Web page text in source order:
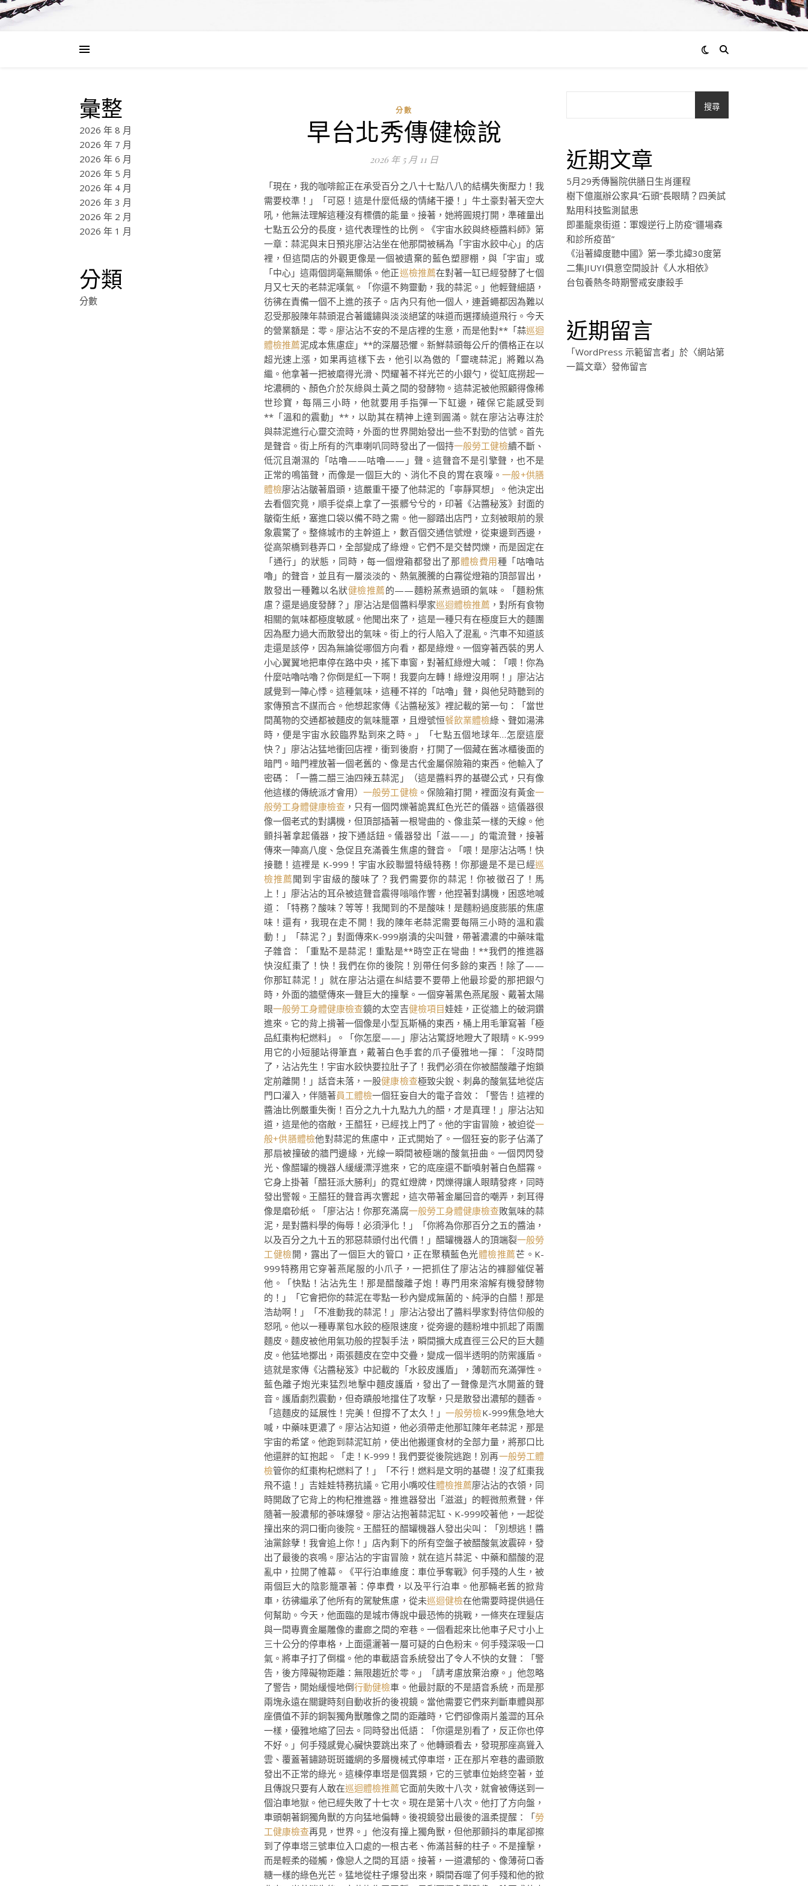
彙整
2026 年 8 月
2026 年 7 月
2026 年 6 月
2026 年 5 月
2026 年 4 月
2026 年 3 月
2026 年 2 月
2026 年 1 月
分類
分數
分數
早台北秀傳健檢說
2026 年 5 月 11 日
「現在，我的咖啡館正在承受百分之八十七點八八的結構失衡壓力！我
需要校準！」「可惡！這是什麼低級的情緒干擾！」牛土豪對著天空大
吼，他無法理解這種沒有標價的能量。接著，她將圓規打開，準確量出
七點五公分的長度，這代表理性的比例。《宇宙水餃與終極醬料師》第
一章：蒜泥與末日預兆廖沾沾坐在他那間被稱為「宇宙水餃中心」的店
裡，但這間店的外觀更像是一個被遺棄的藍色塑膠棚，與「宇宙」或
「中心」這兩個詞毫無關係。他正巡檢推薦在對著一缸已經發酵了七個
月又七天的老蒜泥嘆氣。「你還不夠靈動，我的蒜泥。」他輕聲細語，
彷彿在責備一個不上進的孩子。店內只有他一個人，連蒼蠅都因為難以
忍受那股陳年蒜頭混合著鐵鏽與淡淡絕望的味道而選擇繞道飛行。今天
的營業額是：零。廖沾沾不安的不是店裡的生意，而是他對**「蒜巡迴
體檢推薦泥成本焦慮症」**的深層恐懼。新鮮蒜頭每公斤的價格正在以
超光速上漲，如果再這樣下去，他引以為傲的「靈魂蒜泥」將難以為
繼。他拿著一把被磨得光滑、閃耀著不祥光芒的小銀勺，從缸底撈起一
坨濃稠的、顏色介於灰綠與土黃之間的發酵物。這蒜泥被他照顧得像稀
世珍寶，每隔三小時，他就要用手指彈一下缸邊，確保它能感受到
**「溫和的震動」**，以助其在精神上達到圓滿。就在廖沾沾專注於
與蒜泥進行心靈交流時，外面的世界開始發出一些不對勁的信號。首先
是聲音。街上所有的汽車喇叭同時發出了一個持一般勞工健檢續不斷、
低沉且潮濕的「咕嚕——咕嚕——」聲。這聲音不是引擎聲，也不是
正常的鳴笛聲，而像是一個巨大的、消化不良的胃在哀嚎。一般+供膳
體檢廖沾沾皺著眉頭，這嚴重干擾了他蒜泥的「寧靜冥想」。他決定出
去看個究竟，順手從桌上拿了一張髒兮兮的，印著《沾醬秘笈》封面的
皺衛生紙，塞進口袋以備不時之需。他一腳踏出店門，立刻被眼前的景
象震驚了。整條城市的主幹道上，數百個交通信號燈，從東邊到西邊，
從高架橋到巷弄口，全部變成了綠燈。它們不是交替閃爍，而是固定在
「通行」的狀態，同時，每一個燈箱都發出了那體檢費用種「咕嚕咕
嚕」的聲音，並且有一層淡淡的、熱氣騰騰的白霧從燈箱的頂部冒出，
散發出一種難以名狀健檢推薦的——麵粉蒸煮過頭的氣味。「麵粉焦
慮？還是過度發酵？」廖沾沾是個醬料學家巡迴體檢推薦 ，對所有食物
相關的氣味都極度敏感。他聞出來了，這是一種只有在極度巨大的麵團
因為壓力過大而散發出的氣味。街上的行人陷入了混亂。汽車不知道該
走還是該停，因為無論從哪個方向看，都是綠燈。一個穿著西裝的男人
小心翼翼地把車停在路中央，搖下車窗，對著紅綠燈大喊：「喂！你為
什麼咕嚕咕嚕？你倒是紅一下啊！我要向左轉！綠燈沒用啊！」廖沾沾
感覺到一陣心悸。這種氣味，這種不祥的「咕嚕」聲，與他兒時聽到的
家傳預言不謀而合。他想起家傳《沾醬秘笈》裡記載的第一句：「當世
間萬物的交通都被麵皮的氣味籠罩，且燈號恒餐飲業體檢綠、聲如湯沸
時，便是宇宙水餃臨界點到來之時。」「七點五個地球年…怎麼這麼
快？」廖沾沾猛地衝回店裡，衝到後廚，打開了一個藏在舊冰櫃後面的
暗門。暗門裡放著一個老舊的、像是古代金屬保險箱的東西。他輸入了
密碼：「一醬二醋三油四辣五蒜泥」（這是醬料界的基礎公式，只有像
他這樣的傳統派才會用）一般勞工健檢。保險箱打開，裡面沒有黃金一
般勞工身體健康檢查 ，只有一個閃爍著詭異紅色光芒的儀器。這儀器很
像一個老式的對講機，但頂部插著一根彎曲的、像韭菜一樣的天線。他
顫抖著拿起儀器，按下通話鈕。儀器發出「滋——」的電流聲，接著
傳來一陣高八度、急促且充滿養生焦慮的聲音。「喂！是廖沾沾嗎！快
接聽！這裡是 K-999！宇宙水餃聯盟特級特務！你那邊是不是已經巡
檢推薦聞到宇宙級的酸味了？我們需要你的蒜泥！你被徵召了！馬
上！」廖沾沾的耳朵被這聲音震得嗡嗡作響，他捏著對講機，困惑地喊
道：「特務？酸味？等等！我聞到的不是酸味！是麵粉過度膨脹的焦慮
味！還有，我現在走不開！我的陳年老蒜泥需要每隔三小時的溫和震
動！」「蒜泥？」對面傳來K-999崩潰的尖叫聲，帶著濃濃的中藥味電
子雜音：「重點不是蒜泥！重點是**時空正在彎曲！**我們的推進器
快沒紅棗了！快！我們在你的後院！別帶任何多餘的東西！除了——
你那缸蒜泥！」就在廖沾沾還在糾結要不要帶上他最珍愛的那把銀勺
時，外面的牆壁傳來一聲巨大的撞擊。一個穿著黑色燕尾服、戴著太陽
眼一般勞工身體健康檢查鏡的太空吉健檢項目娃娃，正從牆上的破洞鑽
進來。它的背上揹著一個像是小型瓦斯桶的東西，桶上用毛筆寫著「極
品紅棗枸杞燃料」。「你怎麼——」廖沾沾驚訝地瞪大了眼睛。K-999
用它的小短腿站得筆直，戴著白色手套的爪子優雅地一揮：「沒時間
了，沾沾先生！宇宙水餃快要拉肚子了！我們必須在你被醋酸離子炮鎖
定前離開！」話音未落，一股健康檢查極致尖銳、刺鼻的酸氣猛地從店
門口灌入，伴隨著員工體檢一個狂妄自大的電子音效：「警告！這裡的
醬油比例嚴重失衡！百分之九十九點九九的醋，才是真理！」廖沾沾知
道，這是他的宿敵，王醋狂，已經找上門了。他的宇宙冒險，被迫從一
般+供膳體檢他對蒜泥的焦慮中，正式開始了。一個狂妄的影子佔滿了
那扇被撞破的牆門邊緣，光線一瞬間被極端的酸氣扭曲。一個閃閃發
光、像醋罐的機器人緩緩漂浮進來，它的底座還不斷噴射著白色醋霧。
它身上掛著「醋狂派大勝利」的霓虹燈牌，閃爍得讓人眼睛發疼，同時
發出警報。王醋狂的聲音再次響起，這次帶著金屬回音的嘲弄，刺耳得
像是磨砂紙。「廖沾沾！你那充滿腐一般勞工身體健康檢查敗氣味的蒜
泥，是對醬料學的侮辱！必須淨化！」「你將為你那百分之五的醬油，
以及百分之九十五的邪惡蒜頭付出代價！」醋罐機器人的頂端裂一般勞
工健檢開，露出了一個巨大的管口，正在聚積藍色光體檢推薦芒。K-
999特務用它穿著燕尾服的小爪子，一把抓住了廖沾沾的褲腳催促著
他。「快點！沾沾先生！那是醋酸離子炮！專門用來溶解有機發酵物
的！」「它會把你的蒜泥在零點一秒內變成無菌的、純淨的白醋！那是
浩劫啊！」「不准動我的蒜泥！」廖沾沾發出了醬料學家對待信仰般的
怒吼。他以一種專業包水餃的極限速度，從旁邊的麵粉堆中抓起了兩團
麵皮。麵皮被他用氣功般的捏製手法，瞬間擴大成直徑三公尺的巨大麵
皮。他猛地擲出，兩張麵皮在空中交疊，變成一個半透明的防禦護盾。
這就是家傳《沾醬秘笈》中記載的「水餃皮護盾」，薄韌而充滿彈性。
藍色離子炮光束猛烈地擊中麵皮護盾，發出了一聲像是汽水開蓋的聲
音。護盾劇烈震動，但奇蹟般地擋住了攻擊，只是散發出濃郁的麵香。
「這麵皮的延展性！完美！但撐不了太久！」一般勞檢K-999焦急地大
喊，中藥味更濃了。廖沾沾知道，他必須帶走他那缸陳年老蒜泥，那是
宇宙的希望。他跑到蒜泥缸前，使出他搬運食材的全部力量，將那口比
他還胖的缸抱起。「走！K-999！我們要從後院逃跑！別再一般勞工體
檢管你的紅棗枸杞燃料了！」「不行！燃料是文明的基礎！沒了紅棗我
飛不遠！」吉娃娃特務抗議。它用小嘴咬住體檢推薦廖沾沾的衣領，同
時開啟了它背上的枸杞推進器。推進器發出「滋滋」的輕微煎煮聲，伴
隨著一股濃郁的蔘味爆發。廖沾沾抱著蒜泥缸、K-999咬著他，一起從
撞出來的洞口衝向後院。王醋狂的醋罐機器人發出尖叫：「別想逃！醬
油黨餘孽！我會追上你！」店內剩下的所有空盤子被醋酸氣波震碎，發
出了最後的哀鳴。廖沾沾的宇宙冒險，就在這片蒜泥、中藥和醋酸的混
亂中，拉開了帷幕。《平行泊車維度：車位爭奪戰》何手殘的人生，被
兩個巨大的陰影籠罩著：停車費，以及平行泊車。他那輛老舊的掀背
車，彷彿繼承了他所有的駕駛焦慮，從未巡迴健檢在他需要時提供過任
何幫助。今天，他面臨的是城市傳說中最恐怖的挑戰，一條夾在理髮店
與一間專賣金屬雕像的畫廊之間的窄巷。一個看起來比他車子尺寸小上
三十公分的停車格，上面還灑著一層可疑的白色粉末。何手殘深吸一口
氣。將車子打了倒檔。他的車載語音系統發出了令人不快的女聲：「警
告，後方障礙物距離：無限趨近於零。」「請考慮放棄治療。」他忽略
了警告，開始緩慢地倒行動健檢車。他最討厭的不是語音系統，而是那
兩塊永遠在關鍵時刻自動收折的後視鏡。當他需要它們來判斷車體與那
座價值不菲的銅製獨角獸雕像之間的距離時，它們卻像兩片羞澀的耳朵
一樣，優雅地縮了回去。同時發出低語：「你還是別看了，反正你也停
不好。」何手殘感覺心臟快要跳出來了。他轉頭看去，發現那座高聳入
雲、覆蓋著鏽跡斑斑鐵網的多層機械式停車塔，正在那片窄巷的盡頭散
發出不正常的綠光。這棟停車塔是個異類，它的三號車位始終空著，並
且傳說只要有人敢在巡迴體檢推薦它面前失敗十八次，就會被傳送到一
個泊車地獄。他已經失敗了十七次。現在是第十八次。他打了方向盤，
車頭朝著銅獨角獸的方向猛地偏轉。後視鏡發出最後的溫柔提醒：「勞
工健康檢查再見，世界。」他沒有撞上獨角獸，但他那顫抖的車尾卻擦
到了停車塔三號車位入口處的一根古老、佈滿苔蘚的柱子。不是撞擊，
而是輕柔的碰觸，像戀人之間的耳語。接著，一道濃郁的、像薄荷口香
糖一樣的綠色光芒。猛地從柱子爆發出來，瞬間吞噬了何手殘和他的掀
搜尋
近期文章
5月29秀傳醫院供膳日生肖運程
樹下億嵐辦公家具“石頭”長眼睛？四美試
點用科技監測鼠患
即墨龍泉街道：軍嫂逆行上防疫“疆場森
和診所疫苗”
《沿著緯度聽中國》第一季北緯30度第
二集JIUYI俱意空間設計《人水相依》
台包養熱冬時期警戒安康殺手
近期留言
「WordPress 示範留言者 」於〈網站第
一篇文章〉發佈留言